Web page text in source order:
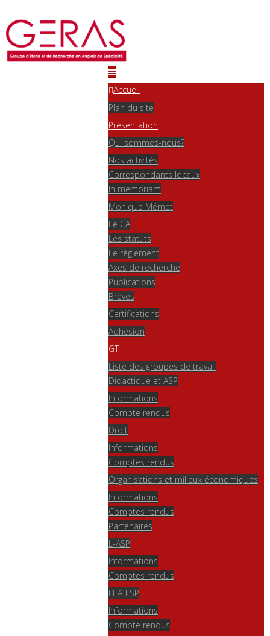
Accueil
Plan du site
Présentation
Qui sommes-nous?
Nos activités
Correspondants locaux
In memoriam
Monique Mémet
Le CA
Les statuts
Le règlement
Axes de recherche
Publications
Brèves
Certifications
Adhésion
GT
Liste des groupes de travail
Didactique et ASP
Informations
Compte rendus
Droit
Informations
Comptes rendus
Organisations et milieux économiques
Informations
Comptes rendus
Partenaires
L-ASP
Informations
Comptes rendus
LEA-LSP
Informations
Compte rendus